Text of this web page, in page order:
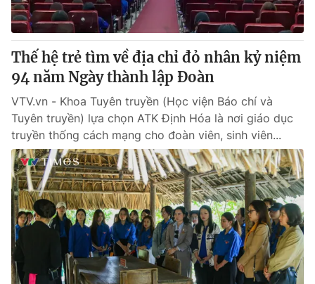
Thế hệ trẻ tìm về địa chỉ đỏ nhân kỷ niệm
94 năm Ngày thành lập Đoàn
VTV.vn - Khoa Tuyên truyền (Học viện Báo chí và
Tuyên truyền) lựa chọn ATK Định Hóa là nơi giáo dục
truyền thống cách mạng cho đoàn viên, sinh viên...